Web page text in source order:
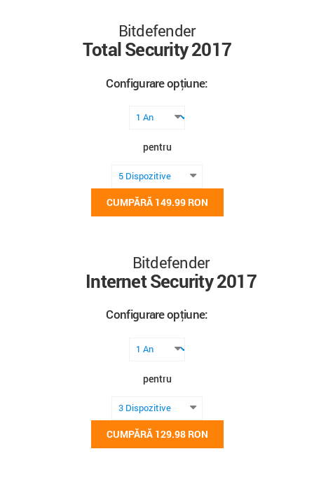
Bitdefender
Total Security 2017
Configurare opțiune:
pentru
CUMPĂRĂ 149.99 RON
Bitdefender
Internet Security 2017
Configurare opțiune:
pentru
CUMPĂRĂ 129.98 RON